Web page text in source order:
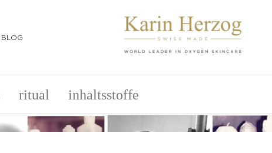
BLOG
ritual inhaltsstoffe